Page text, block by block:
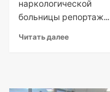
наркологической
больницы репортаж...
Читать далее